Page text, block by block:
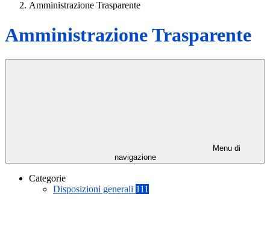
Amministrazione Trasparente
Amministrazione Trasparente
Menu di
navigazione
Categorie
Disposizioni generali 111